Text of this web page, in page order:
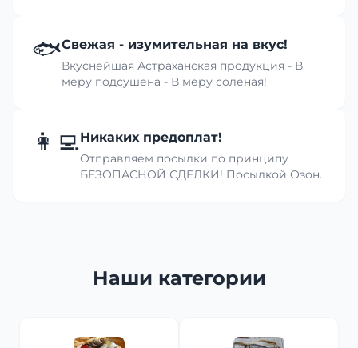
🐟Свежая - изумительная на вкус!
Вкуснейшая Астраханская продукция - В
меру подсушена - В меру соленая!
👩‍💻Никаких предоплат!
Отправляем посылки по принципу
БЕЗОПАСНОЙ СДЕЛКИ! Посылкой Озон.
Наши категории